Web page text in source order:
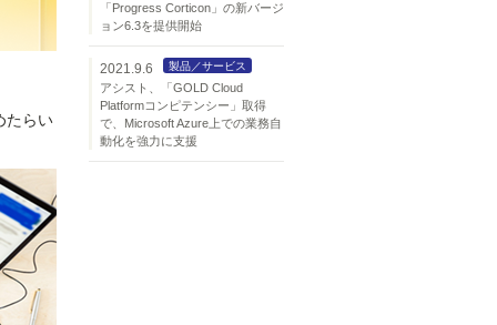
たらい
「Progress Corticon」の新バージ
ョン6.3を提供開始
2021.9.6 製品／サービス
アシスト、「GOLD Cloud
Platformコンピテンシー」取得
で、Microsoft Azure上での業務自
動化を強力に支援